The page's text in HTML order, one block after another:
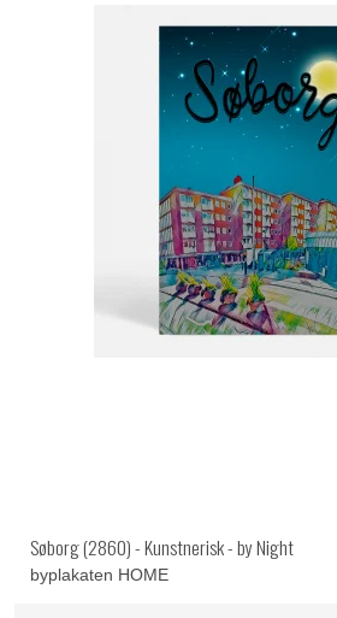
Søborg (2860) - Kunstnerisk - by Night
byplakaten HOME